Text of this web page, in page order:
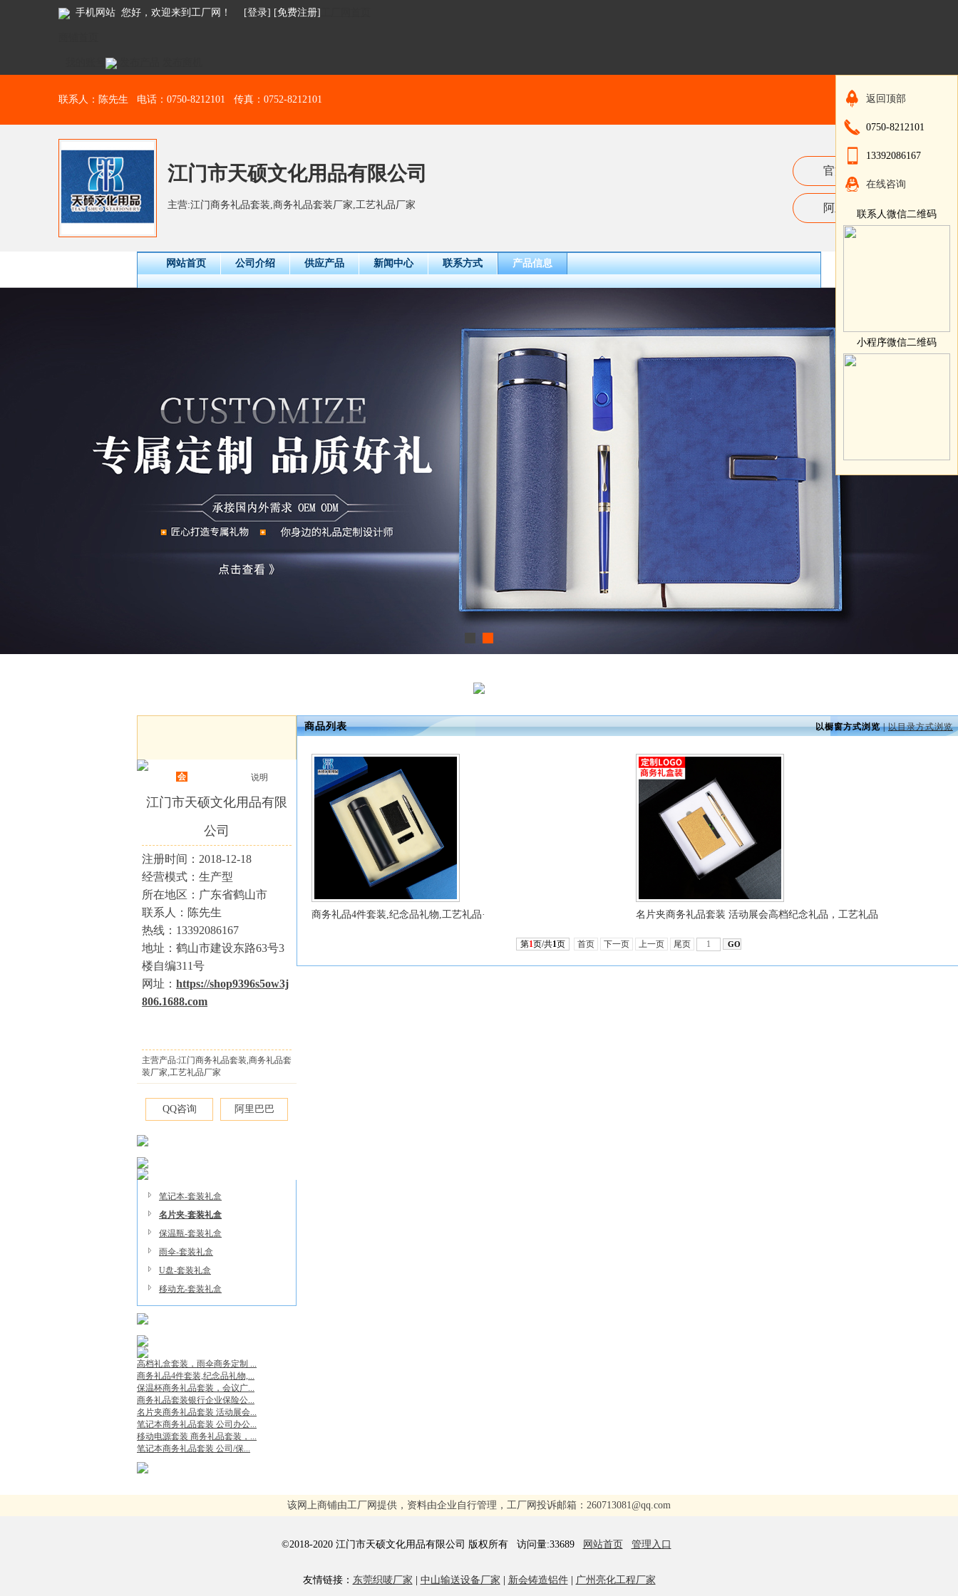
返回顶部
0750-8212101
13392086167
在线咨询
联系人微信二维码
小程序微信二维码
手机网站 您好，欢迎来到工厂网！ [登录] [免费注册]
联系人：陈先生 电话：0750-8212101 传真：0752-8212101
江门市天硕文化用品有限公司
主营:江门商务礼品套装,商务礼品套装厂家,工艺礼品厂家
官方网站
阿里巴巴
网站首页 公司介绍 供应产品 新闻中心 联系方式 产品信息
会 说明
江门市天硕文化用品有限
公司
注册时间：2018-12-18
经营模式：生产型
所在地区：广东省鹤山市
联系人：陈先生
热线：13392086167
地址：鹤山市建设东路63号3
楼自编311号
网址： https://shop9396s5ow3j
806.1688.com
主营产品:江门商务礼品套装,商务礼品套
装厂家,工艺礼品厂家
QQ咨询 阿里巴巴
笔记本-套装礼盒
名片夹-套装礼盒
保温瓶-套装礼盒
雨伞-套装礼盒
U盘-套装礼盒
移动充-套装礼盒
高档礼盒套装，雨伞商务定制 ...
商务礼品4件套装,纪念品礼物,...
保温杯商务礼品套装，会议广...
商务礼品套装银行企业保险公...
名片夹商务礼品套装 活动展会...
笔记本商务礼品套装 公司办公...
移动电源套装 商务礼品套装，...
笔记本商务礼品套装 公司/保...
以橱窗方式浏览|以目录方式浏览
商品列表
商务礼品4件套装,纪念品礼物,工艺礼品· 名片夹商务礼品套装 活动展会高档纪念礼品，工艺礼品
第1页/共1页 首页 下一页 上一页 尾页
该网上商铺由工厂网提供，资料由企业自行管理，工厂网投诉邮箱：260713081@qq.com
©2018-2020 江门市天硕文化用品有限公司 版权所有 访问量:33689 网站首页 管理入口
友情链接： 东莞织唛厂家 中山输送设备厂家 新会铸造铝件| 广州亮化工程厂家